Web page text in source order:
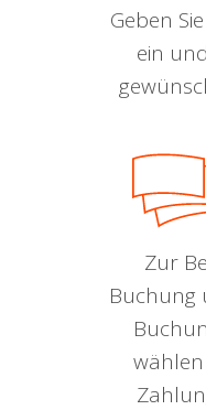
Geben
ein
Zur
Buchung